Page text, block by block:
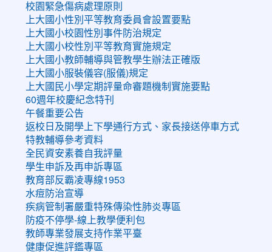
校園緊急傷病處理原則
上大國小性別平等教育委員會設置要點
上大國小校園性別事件防治規定
上大國小校性別平等教育實施規定
上大國小教師輔導與管教學生辦法正確版
上大國小服裝儀容(服儀)規定
上大國民小學定期評量命審題機制實施要點
60週年校慶紀念特刊
午餐重要公告
返校日及開學上下學通行方式、家長接送停車方式
特教輔導參考資料
全民資安素養自我評量
學生申訴及再申訴專區
教育部反霸凌專線1953
水痘防治宣導
疾病管制署嚴重特殊傳染性肺炎專區
防疫不停學-線上教學便利包
教師專業發展支持作業平臺
健康促進評鑑專區